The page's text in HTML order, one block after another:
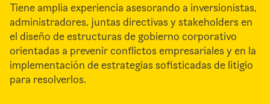
Tiene amplia experiencia asesorando a inversionistas,
administradores, juntas directivas y stakeholders en
el diseño de estructuras de gobierno corporativo
orientadas a prevenir conflictos empresariales y en la
implementación de estrategias sofisticadas de litigio
para resolverlos.